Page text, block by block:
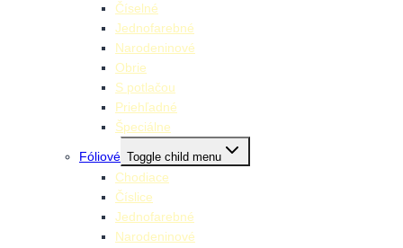
Číselné
Jednofarebné
Narodeninové
Obrie
S potlačou
Priehľadné
Špeciálne
Fóliové Toggle child menu
Chodiace
Číslice
Jednofarebné
Narodeninové